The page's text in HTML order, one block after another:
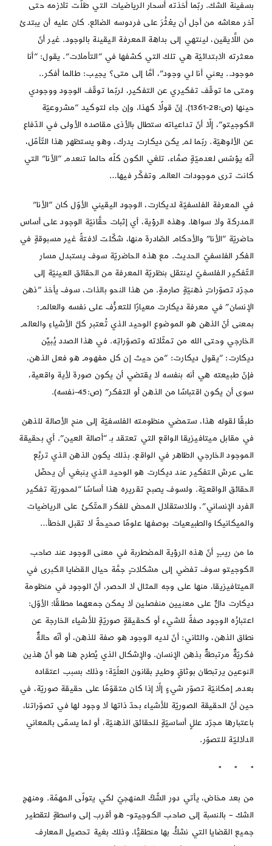
بسفينة الشك. ربّما أخذته أسحار الرياضيات التي ظلّت تلازمه حتى
آخر معاشه من أجل أن يعْثُرَ على فردوسه الضائع. كان عليه أن يبتدئ
من اللَّايقين، لينتهي إلى بداهة المعرفة اليقينة بالوجود. غير أنّ
معثرته الابتدائيّة هي تلك التي كشفها في “التأملات”. يقول: “أنا
موجود.. يعني أنا لي وجود”، أمَّا إلى متى؟ يجيب: طالما أفكر..
ومتى ما توقّف تفكيري عن التفكير، لربّما توقّف الوجود ووجودي
حينها (ص:28-1361). إنّ قولًا كهذا، وإن جاء لتوكيد “مشروعيّة
الكوجيتو”، إلّا أنّ تداعياته ستطال بالأذى مقاصده الأولى في الدّفاع
عن الألوهيّة. ربّما لم يكن ديكارت يدرك، وهو يستظهر هذا التّأمّل،
أنّه يؤسّس لعدميّةٍ صمَّاء، تلغي الكون كلّه حالما تنعدم “الأنا” التي
كانت ترى موجودات العالم وتفكّر فيها…
في المعرفة الفلسفيّة لديكارت، الوجود اليقيني الأوّل كان “الأنا”
المدركة ولا سواها. وهذه الرؤية، أي إثبات حقَّانيّة الوجود على أساس
حاضريّة “الأنا” والأحكام الصّادرة منها، شكّلت لافتةً غير مسبوقةٍ في
الفكر الفلسفيّ الحديث. مع هذه الحاضريّة سوف يستبدل مسار
التّفكير الفلسفيّ لينتقل بنظريّة المعرفة من الحقائق العينيّة إلى
مجرّد تصوّراتٍ ذهنيّةٍ صارمةٍ. من هذا النحو بالذات، سوف يأخذ “ذهن
الإنسان” في معرفة ديكارت معيارًا للتعرُّف على نفسه والعالم؛
بمعنى أنّ الذهن هو الموضوع الوحيد الذي تُعتبر كلَّ الأشياءِ والعالم
الخارجي وحتى الله من تمثّلاته وتصوّراتِه. في هذا الصدد يُبيِّن
ديكارت: “يقول ديكارت: “من حيث إن كل مفهوم هو فعل الذهن،
فإنّ طبيعته هي أنه بنفسه لا يقتضي أن يكون صورة لأية واقعية،
سوى أن يكون اقتباسًا من الذهن أو التفكر” (ص:45-نفسه).
طبقًا لقوله هذا، ستمضي منظومته الفلسفيّة إلى منح الأصالة للذهن
في مقابل ميتافيزيقا الواقع التي تعتقد بـ “أصالة العين”. أي بحقيقة
الموجود الخارجي الظاهر في الواقع. بذلك يكون الذهن الذي تربَّع
على عرش التفكير عند ديكارت هو الوحيد الذي ينبغي أن يحصِّل
الحقائق الواقعيّة. ولسوف يصبح تقريره هذا أساسًا “لمحوريّة تفكير
الفرد الإنساني”، وللاستقلال المحض للفكر المتّكئ على الرياضيات
والميكانيكا والطبيعيات بوصفها علومًا صحيحةً لا تقبل الخطأ…
ما من ريبٍ أنّ هذه الرؤية المضطربة في معنى الوجود عند صاحب
الكوجيتو سوف تفضي إلى مشكلاتٍ جمَّة حيال القضايا الكبرى في
الميتافيزيقا، منها على وجه المثال لا الحصر، أنّ الوجود في منظومة
ديكارت دالٌّ على معنيين منفصلين لا يمكن جمعهما مطلقًا: الأوّل:
اعتبارُه الوجود صفةً للشيء أو كحقيقةٍ صوريّةٍ للأشياء الخارجة عن
نطاق الذهن، والثاني: أنّ لديه الوجود هو صفة للذهن، أو أنّه حالةٌ
فكريّةٌ مرتبطةٌ بذهن الإنسان. والإشكال الذي يُطرح هنا هو أنّ هذين
النوعين يرتبطان بوثاقٍ وطيدٍ بقانون العلّيّة؛ وذلك بسبب اعتقاده
بعدم إمكانيّة تصوّر شيءٍ إلّا إذا كان متقوّمًا على حقيقة صوريّة، في
حين أنّ الحقيقة الصوريّة للأشياء بحدّ ذاتها لا وجود لها في تصوّراتنا،
باعتبارها مجرّد عللٍ أساسيّةٍ للحقائق الذهنيّة، أو لما يسمّى بالمعاني
الدلاليّة للتصوّر.
* * *
من بعد مخاض، يأتي دور الشّكّ المنهجيّ لكي يتولّى المهمّة. ومنهج
الشك – بالنسبة إلى صاحب الكوجيتو- هو أقرب إلى واسطةٍ لتقطير
جميع القضايا التي نشكُّ بها منطقيًّا، وذلك بغية تحصيل المعارف